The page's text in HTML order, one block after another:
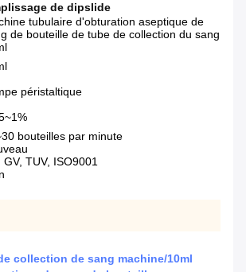
de dipslide
tubulaire d'obturation aseptique de
de bouteille de tube de collection du sang
péristaltique
bouteilles par minute
GV, TUV, ISO9001
collection de sang machine/10ml